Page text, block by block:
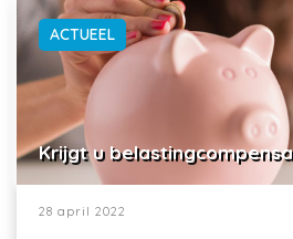
ACTUEEL
Krijgt u
28 april 2022